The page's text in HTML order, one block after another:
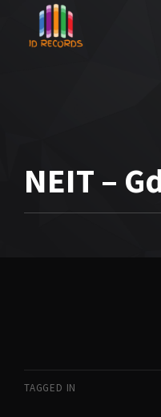
NEIT –
TAGGED IN